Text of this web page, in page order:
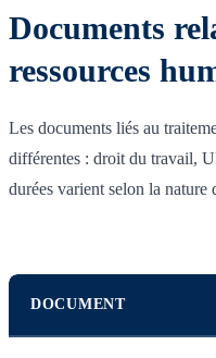
Documents
ressources
Les documents liés au
différentes : droit du travail,
durées varient selon la nature
DOCUMENT